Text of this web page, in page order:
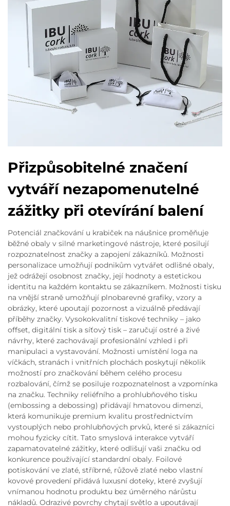
Přizpůsobitelné značení
vytváří nezapomenutelné
zážitky při otevírání balení
Potenciál značkování u krabiček na náušnice proměňuje
běžné obaly v silné marketingové nástroje, které posilují
rozpoznatelnost značky a zapojení zákazníků. Možnosti
personalizace umožňují podnikům vytvářet odlišné obaly,
jež odrážejí osobnost značky, její hodnoty a estetickou
identitu na každém kontaktu se zákazníkem. Možnosti tisku
na vnější straně umožňují plnobarevné grafiky, vzory a
obrázky, které upoutají pozornost a vizuálně předávají
příběhy značky. Vysokokvalitní tiskové techniky – jako
offset, digitální tisk a síťový tisk – zaručují ostré a živé
návrhy, které zachovávají profesionální vzhled i při
manipulaci a vystavování. Možnosti umístění loga na
víčkách, stranách i vnitřních plochách poskytují několik
možností pro značkování během celého procesu
rozbalování, čímž se posiluje rozpoznatelnost a vzpomínka
na značku. Techniky reliéfního a prohlubňového tisku
(embossing a debossing) přidávají hmatovou dimenzi,
která komunikuje premium kvalitu prostřednictvím
vystouplých nebo prohlubňových prvků, které si zákazníci
mohou fyzicky cítit. Tato smyslová interakce vytváří
zapamatovatelné zážitky, které odlišují vaši značku od
konkurence používající standardní obaly. Foilové
potiskování ve zlaté, stříbrné, růžově zlaté nebo vlastní
kovové provedení přidává luxusní doteky, které zvyšují
vnímanou hodnotu produktu bez úměrného nárůstu
nákladů. Odrazivé povrchy chytají světlo a upoutávají